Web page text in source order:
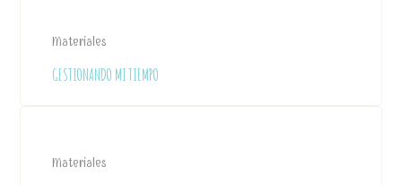
Materiales
GESTIONANDO MI TIEMPO
Materiales